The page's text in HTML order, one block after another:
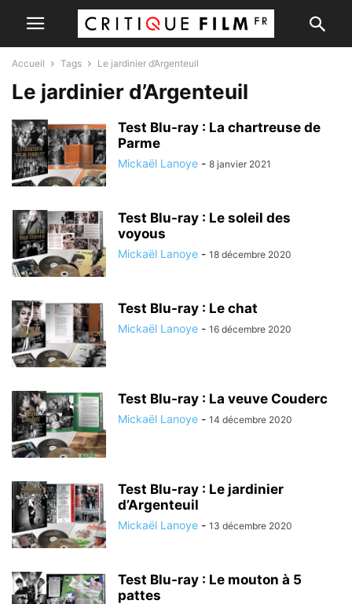
Accueil Tags Le jardinier d’Argenteuil
Le jardinier d’Argenteuil
Test Blu-ray : La chartreuse de
Parme
Mickaël Lanoye - 8 janvier 2021
Test Blu-ray : Le soleil des
voyous
Mickaël Lanoye - 18 décembre 2020
Test Blu-ray : Le chat
Mickaël Lanoye - 16 décembre 2020
Test Blu-ray : La veuve Couderc
Mickaël Lanoye - 14 décembre 2020
Test Blu-ray : Le jardinier
d’Argenteuil
Mickaël Lanoye - 13 décembre 2020
Test Blu-ray : Le mouton à 5
pattes